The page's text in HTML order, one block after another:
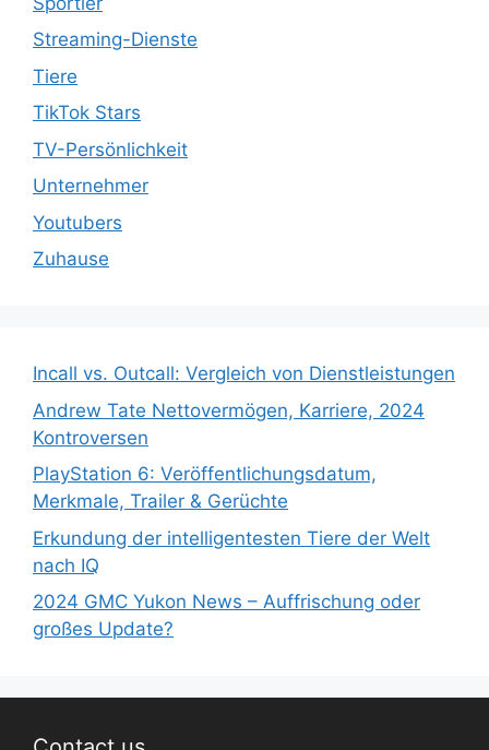
Streaming-Dienste
Tiere
TikTok Stars
TV-Persönlichkeit
Unternehmer
Youtubers
Zuhause
Incall vs. Outcall: Vergleich von Dienstleistungen
Andrew Tate Nettovermögen, Karriere, 2024
Kontroversen
PlayStation 6: Veröffentlichungsdatum,
Merkmale, Trailer & Gerüchte
Erkundung der intelligentesten Tiere der Welt
nach IQ
2024 GMC Yukon News – Auffrischung oder
großes Update?